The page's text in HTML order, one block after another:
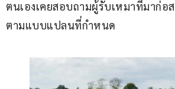
ตนเองเคยสอบถามผู้รับเหมาที่มาก่อ
ตามแบบแปลนที่กำหนด